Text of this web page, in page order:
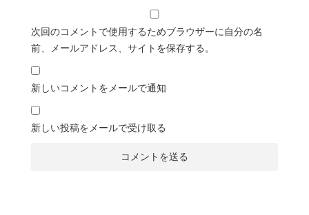
次回のコメントで使用するためブラウザーに自分の名
前、メールアドレス、サイトを保存する。
新しいコメントをメールで通知
新しい投稿をメールで受け取る